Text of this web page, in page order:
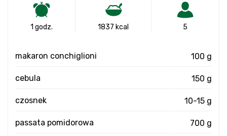
1 godz. 1837 kcal 5
makaron conchiglioni 100 g
cebula 150 g
czosnek 10-15 g
passata pomidorowa 700 g